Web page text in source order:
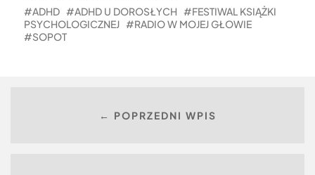
ADHD
ADHD U DOROSŁYCH
FESTIWAL KSIĄŻKI
PSYCHOLOGICZNEJ
RADIO W MOJEJ GŁOWIE
SOPOT
← POPRZEDNI WPIS